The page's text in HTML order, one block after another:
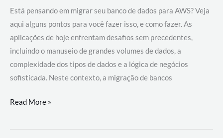
Está pensando em migrar seu banco de dados para AWS? Veja
aqui alguns pontos para você fazer isso, e como fazer. As
aplicações de hoje enfrentam desafios sem precedentes,
incluindo o manuseio de grandes volumes de dados, a
complexidade dos tipos de dados e a lógica de negócios
sofisticada. Neste contexto, a migração de bancos
Por
migrar
Read More »